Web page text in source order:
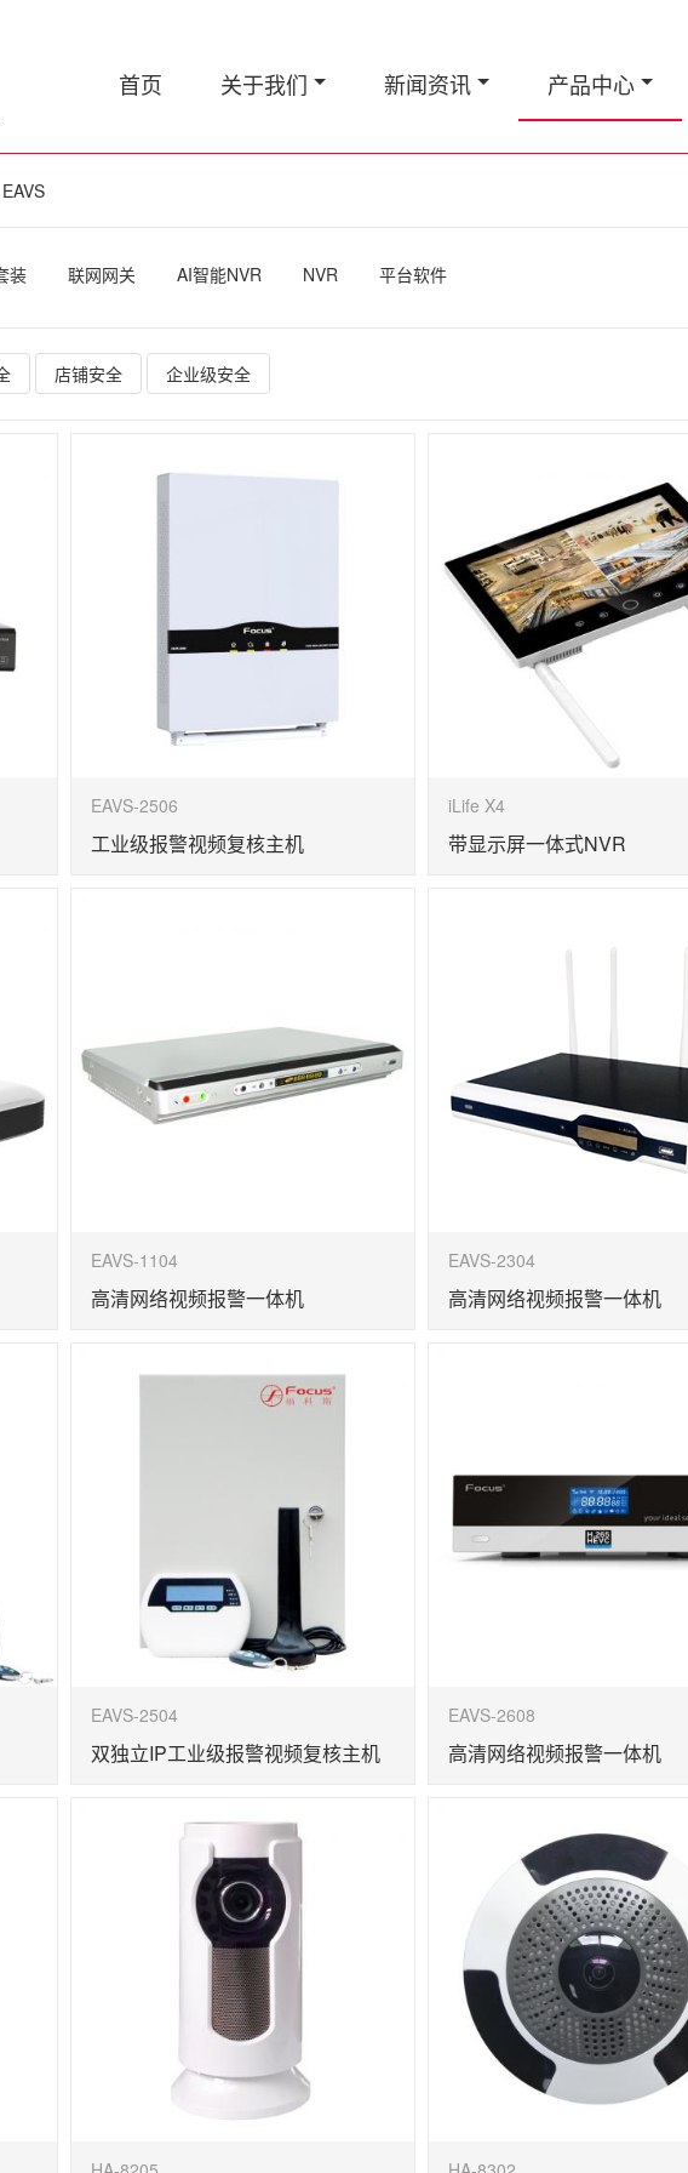
首页 关于我们 新闻资讯 产品中心
EAVS
装 联网网关 AI智能NVR NVR 平台软件
店铺安全 企业级安全
EAVS-2506
工业级报警视频复核主机
iLife X4
带显示屏一体式NVR
EAVS-1104
高清网络视频报警一体机
EAVS-2304
高清网络视频报警一体机
EAVS-2504
双独立IP工业级报警视频复核主机
EAVS-2608
高清网络视频报警一体机